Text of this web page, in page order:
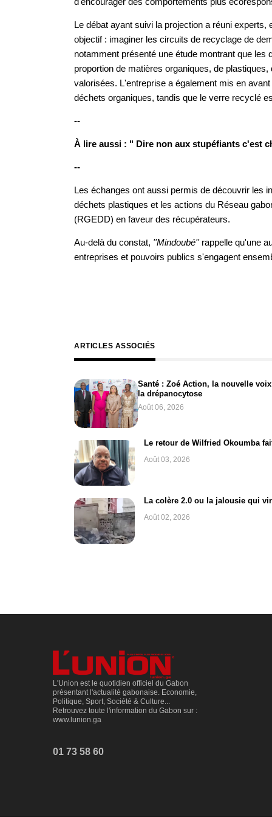
Le débat ayant suivi la projection a réuni
objectif : imaginer les circuits de recyclage de
notamment présenté une étude montrant que
proportion de matières organiques, de
valorisées. L'entreprise a également mis en
déchets organiques, tandis que le verre recyclé
--
À lire aussi : " Dire non aux stupéfiants c'est
--
Les échanges ont aussi permis de découvrir les
déchets plastiques et les actions du Réseau
(RGEDD) en faveur des récupérateurs.
Au-delà du constat, ''Mindoubé'' rappelle qu'une
entreprises et pouvoirs publics s'engagent
ARTICLES ASSOCIÉS
Santé : Zoé Action, la nouvelle
la drépanocytose
Août 06, 2026
Le retour de Wilfried Okoumba
Août 03, 2026
La colère 2.0 ou la jalousie qui
Août 02, 2026
L'Union est le quotidien officiel du Gabon
présentant l'actualité gabonaise. Economie,
Politique, Sport, Société & Culture...
Retrouvez toute l'information du Gabon sur :
www.lunion.ga
01 73 58 60